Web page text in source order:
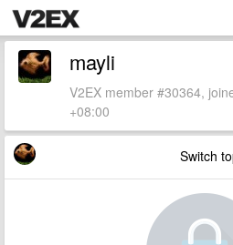
mayli
V2EX member #30364,
+08:00
Switch